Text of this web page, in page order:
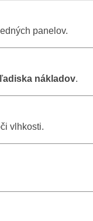
panelov.
nákladov.
vlhkosti.